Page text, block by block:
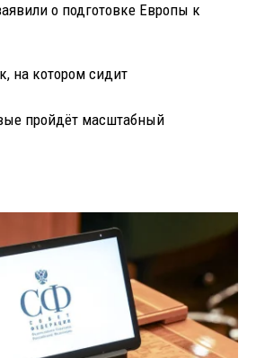
о подготовке Европы к
на котором сидит
пройдёт масштабный